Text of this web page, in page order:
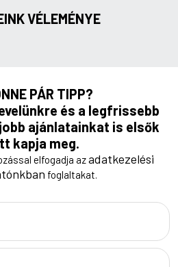
VÉLEMÉNYE
PÁR TIPP?
és a legfrissebb
ajánlatainkat is elsők
kapja meg.
elfogadja azadatkezelési
foglaltakat.